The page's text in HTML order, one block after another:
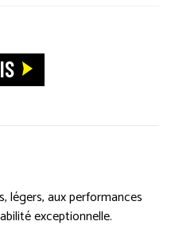
légers, aux performances
exceptionnelle.